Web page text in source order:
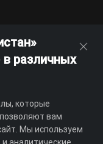
в различных
которые
вам
Мы используем